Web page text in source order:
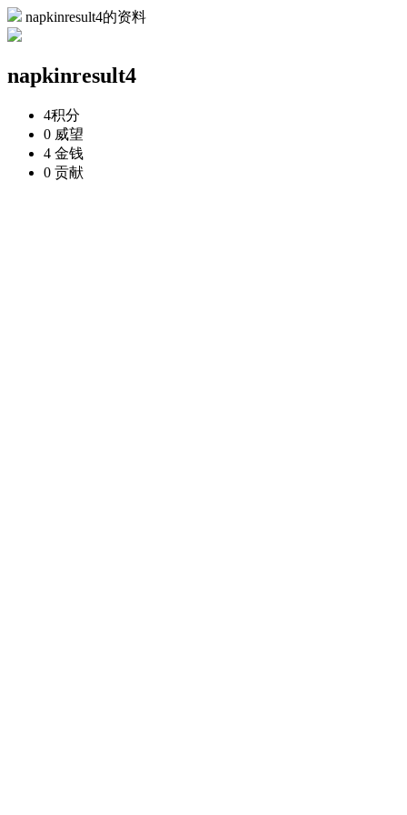
napkinresult4的资料
napkinresult4
4积分
0 威望
4 金钱
0 贡献